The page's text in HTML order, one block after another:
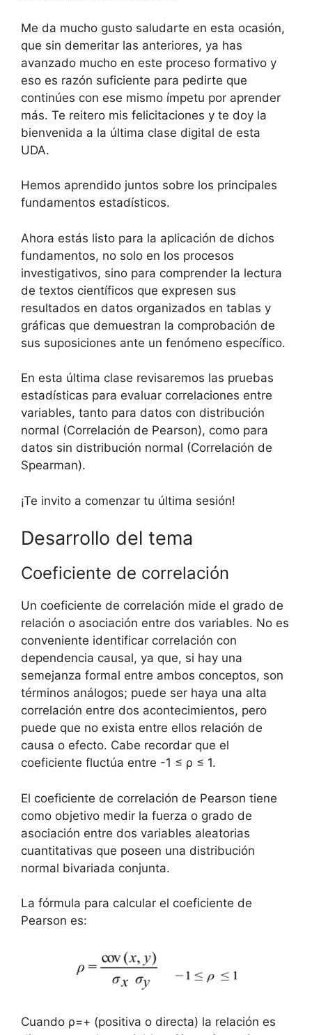
Me da mucho gusto saludarte en esta ocasión,
que sin demeritar las anteriores, ya has
avanzado mucho en este proceso formativo y
eso es razón suficiente para pedirte que
continúes con ese mismo ímpetu por aprender
más. Te reitero mis felicitaciones y te doy la
bienvenida a la última clase digital de esta
UDA.
Hemos aprendido juntos sobre los principales
fundamentos estadísticos.
Ahora estás listo para la aplicación de dichos
fundamentos, no solo en los procesos
investigativos, sino para comprender la lectura
de textos científicos que expresen sus
resultados en datos organizados en tablas y
gráficas que demuestran la comprobación de
sus suposiciones ante un fenómeno específico.
En esta última clase revisaremos las pruebas
estadísticas para evaluar correlaciones entre
variables, tanto para datos con distribución
normal (Correlación de Pearson), como para
datos sin distribución normal (Correlación de
Spearman).
¡Te invito a comenzar tu última sesión!
Desarrollo del tema
Coeficiente de correlación
Un coeficiente de correlación mide el grado de
relación o asociación entre dos variables. No es
conveniente identificar correlación con
dependencia causal, ya que, si hay una
semejanza formal entre ambos conceptos, son
términos análogos; puede ser haya una alta
correlación entre dos acontecimientos, pero
puede que no exista entre ellos relación de
causa o efecto. Cabe recordar que el
coeficiente fluctúa entre -1 ≤ ρ ≤ 1.
El coeficiente de correlación de Pearson tiene
como objetivo medir la fuerza o grado de
asociación entre dos variables aleatorias
cuantitativas que poseen una distribución
normal bivariada conjunta.
La fórmula para calcular el coeficiente de
Pearson es:
Cuando ρ=+ (positiva o directa) la relación es